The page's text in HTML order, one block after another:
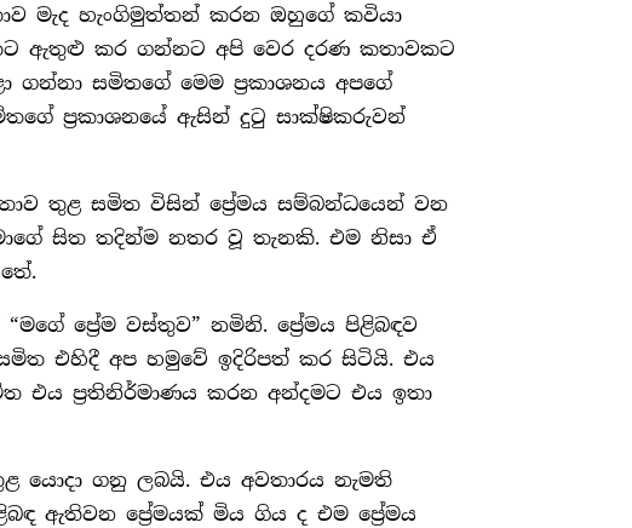
මැද හැංගිමුත්තන් කරන ඔහුගේ කවියා
ඇතුළු කර ගන්නට අපි වෙර දරණ කතාවකට
ගන්නා සමිතගේ මෙම ප‍්‍රකාශනය අපගේ
ප‍්‍රකාශනයේ ඇසින් දුටු සාක්ෂිකරුවන්
තුළ සමිත විසින් ප්‍රේමය සම්බන්ධයෙන් වන
සිත තදින්ම නතර වූ තැනකි. එම නිසා ඒ
පේ‍්‍රම වස්තුව” නමිනි. පේ‍්‍රමය පිළිබඳව
එහිදී අප හමුවේ ඉදිරිපත් කර සිටියි. එය
එය ප‍්‍රතිනිර්මාණය කරන අන්දමට එය ඉතා
යොදා ගනු ලබයි. එය අවතාරය නැමති
ඇතිවන පේ‍්‍රමයක් මිය ගිය ද එම පේ‍්‍රමය